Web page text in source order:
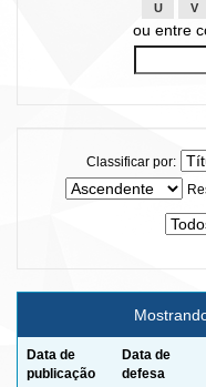
U
V
ou entre
Classificar por:
Data de
publicação
Data de
defesa